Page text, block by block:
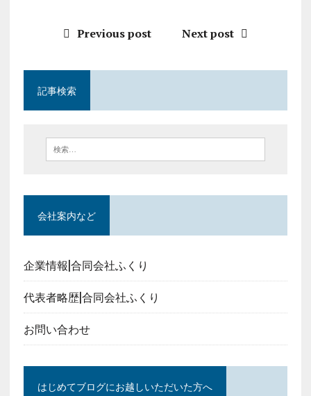
Previous post Next post
記事検索
会社案内など
企業情報|合同会社ふくり
代表者略歴|合同会社ふくり
お問い合わせ
はじめてブログにお越しいただいた方へ